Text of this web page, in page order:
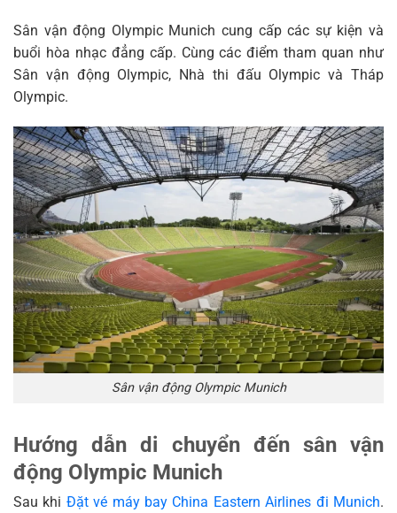
Sân vận động Olympic Munich cung cấp các sự kiện và
buổi hòa nhạc đẳng cấp. Cùng các điểm tham quan như
Sân vận động Olympic, Nhà thi đấu Olympic và Tháp
Olympic.
Sân vận động Olympic Munich
Hướng dẫn di chuyển đến sân vận
động Olympic Munich
Sau khi Đặt vé máy bay China Eastern Airlines đi Munich.